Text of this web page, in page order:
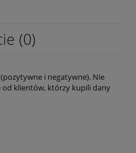
(0)
i negatywne). Nie
klientów, którzy kupili dany